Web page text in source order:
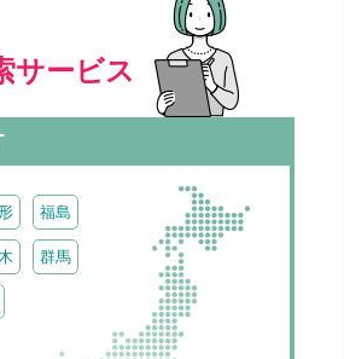
サービス
福島
群馬